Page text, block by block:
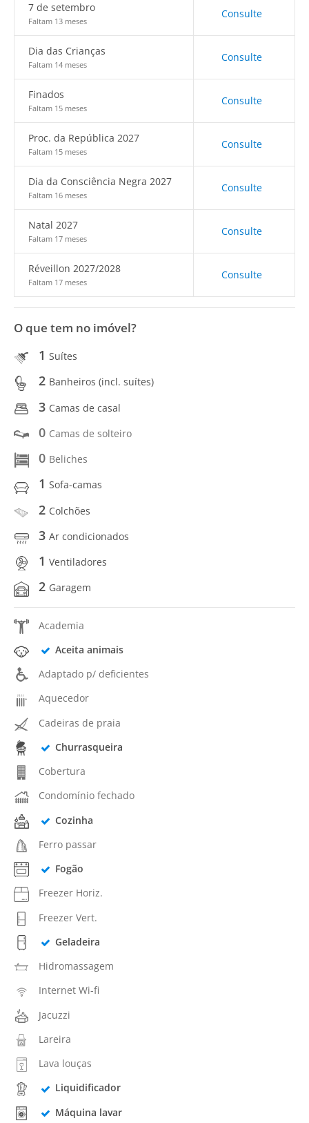
7 de setembro
Faltam 13 meses
Consulte
Dia das Crianças
Faltam 14 meses
Consulte
Finados
Faltam 15 meses
Consulte
Proc. da República 2027
Faltam 15 meses
Consulte
Dia da Consciência Negra 2027
Faltam 16 meses
Consulte
Natal 2027
Faltam 17 meses
Consulte
Réveillon 2027/2028
Faltam 17 meses
Consulte
O que tem no imóvel?
1 Suítes
2 Banheiros (incl. suítes)
3 Camas de casal
0 Camas de solteiro
0 Beliches
1 Sofa-camas
2 Colchões
3 Ar condicionados
1 Ventiladores
2 Garagem
Academia
Aceita animais
Adaptado p/ deficientes
Aquecedor
Cadeiras de praia
Churrasqueira
Cobertura
Condomínio fechado
Cozinha
Ferro passar
Fogão
Freezer Horiz.
Freezer Vert.
Geladeira
Hidromassagem
Internet Wi-fi
Jacuzzi
Lareira
Lava louças
Liquidificador
Máquina lavar